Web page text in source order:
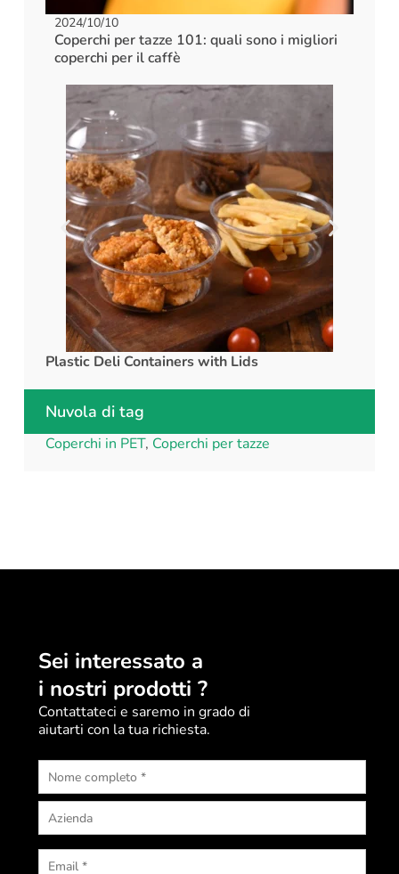
2024/10/10
Coperchi per tazze 101: quali sono i migliori
coperchi per il caffè
Plastic Deli Containers with Lids
Nuvola di tag
Coperchi in PET, Coperchi per tazze
Sei interessato a
i nostri prodotti ?
Contattateci e saremo in grado di
aiutarti con la tua richiesta.